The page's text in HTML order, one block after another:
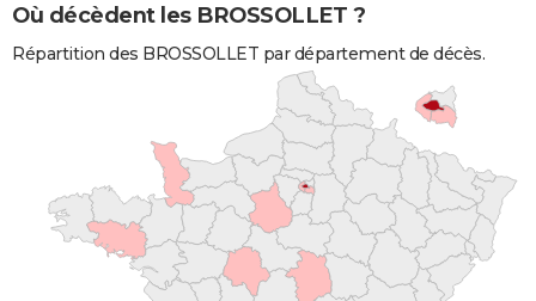
Où décèdent les BROSSOLLET ?
Répartition des BROSSOLLET par département de décès.